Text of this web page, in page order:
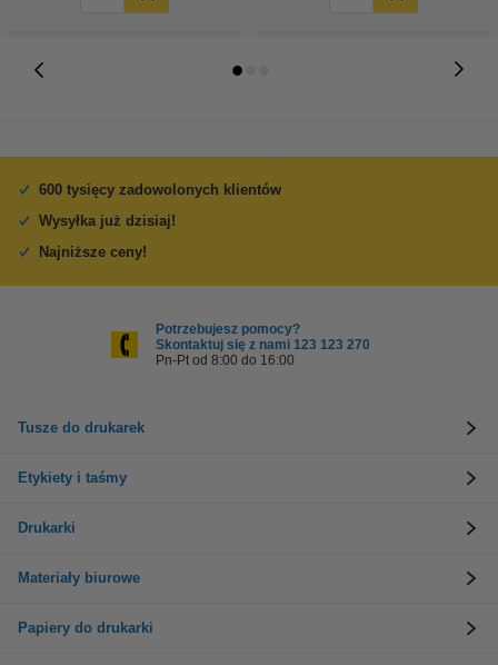
600 tysięcy zadowolonych klientów
Wysyłka już dzisiaj!
Najniższe ceny!
Potrzebujesz pomocy?
Skontaktuj się z nami 123 123 270
Pn-Pt od 8:00 do 16:00
Tusze do drukarek
Etykiety i taśmy
Drukarki
Materiały biurowe
Papiery do drukarki